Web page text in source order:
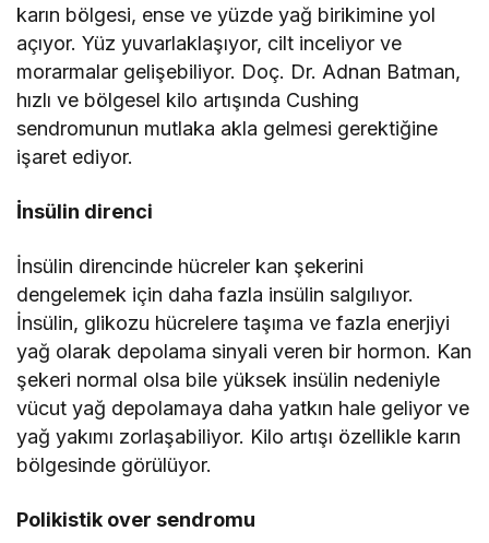
karın bölgesi, ense ve yüzde yağ birikimine yol
açıyor. Yüz yuvarlaklaşıyor, cilt inceliyor ve
morarmalar gelişebiliyor. Doç. Dr. Adnan Batman,
hızlı ve bölgesel kilo artışında Cushing
sendromunun mutlaka akla gelmesi gerektiğine
işaret ediyor.
İnsülin direnci
İnsülin direncinde hücreler kan şekerini
dengelemek için daha fazla insülin salgılıyor.
İnsülin, glikozu hücrelere taşıma ve fazla enerjiyi
yağ olarak depolama sinyali veren bir hormon. Kan
şekeri normal olsa bile yüksek insülin nedeniyle
vücut yağ depolamaya daha yatkın hale geliyor ve
yağ yakımı zorlaşabiliyor. Kilo artışı özellikle karın
bölgesinde görülüyor.
Polikistik over sendromu